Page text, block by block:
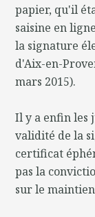
papier, qu'il
saisine en
la signature
d'Aix-en-
mars 2015).
Il y a enfin les
validité de la
certificat
pas la
sur le